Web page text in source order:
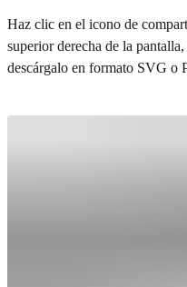
Haz clic en el icono de
superior derecha de la pantalla,
descárgalo en formato SVG o